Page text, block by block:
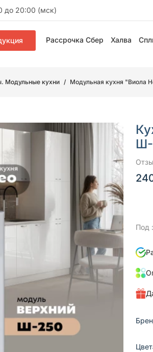
до 20:00 (мск)
Рассрочка Сбер Халва
Модульные кухни Модульная кухня "Виола
Ш-
Под